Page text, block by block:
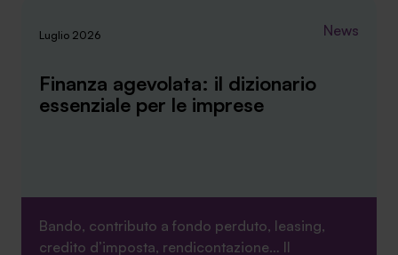
Luglio 2026 News
Finanza agevolata: il dizionario
essenziale per le imprese
Bando, contributo a fondo perduto, leasing,
credito d’imposta, rendicontazione… Il